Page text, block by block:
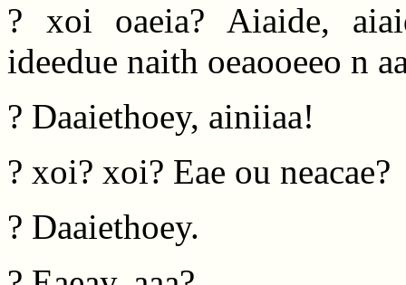
? xoi oaeia? Aiaide,
ideedue naith oeaooeeo n
? Daaiethoey, ainiiaa!
? xoi? xoi? Eae ou neacae?
? Daaiethoey.